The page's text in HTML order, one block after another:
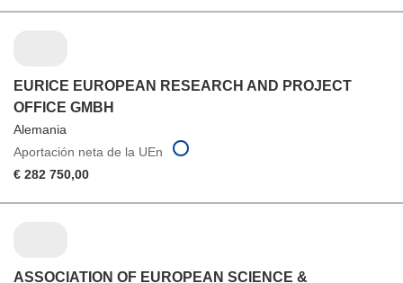
EURICE EUROPEAN RESEARCH AND PROJECT
OFFICE GMBH
Alemania
Aportación neta de la UEn
€ 282 750,00
ASSOCIATION OF EUROPEAN SCIENCE &